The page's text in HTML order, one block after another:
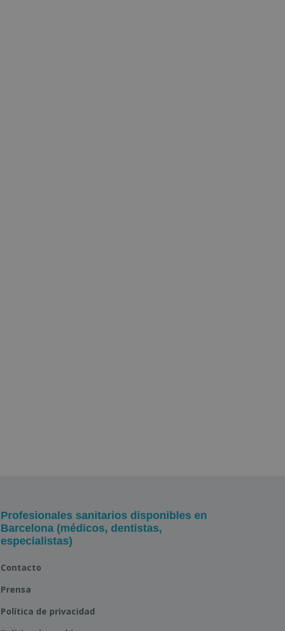
Profesionales sanitarios disponibles en
Barcelona (médicos, dentistas,
especialistas)
Contacto
Prensa
Política de privacidad